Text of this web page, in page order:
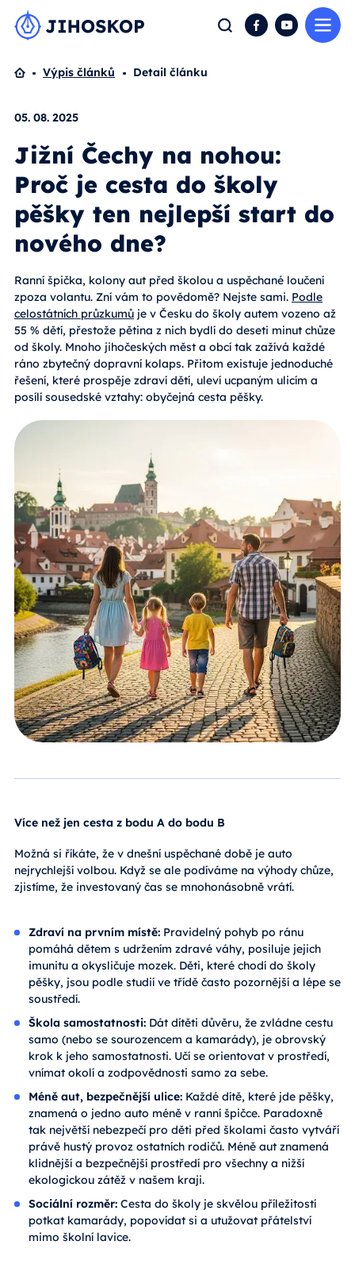
Hledat FacebookYouTube
Domů
Výpis článků Detail článku
05. 08. 2025
Jižní Čechy na nohou:
Proč je cesta do školy
pěšky ten nejlepší start do
nového dne?
Ranní špička, kolony aut před školou a uspěchané loučení
zpoza volantu. Zní vám to povědomě? Nejste sami. Podle
celostátních průzkumů je v Česku do školy autem vozeno až
55 % dětí, přestože pětina z nich bydlí do deseti minut chůze
od školy. Mnoho jihočeských měst a obcí tak zažívá každé
ráno zbytečný dopravní kolaps. Přitom existuje jednoduché
řešení, které prospěje zdraví dětí, uleví ucpaným ulicím a
posílí sousedské vztahy: obyčejná cesta pěšky.
Více než jen cesta z bodu A do bodu B
Možná si říkáte, že v dnešní uspěchané době je auto
nejrychlejší volbou. Když se ale podíváme na výhody chůze,
zjistíme, že investovaný čas se mnohonásobně vrátí.
Zdraví na prvním místě: Pravidelný pohyb po ránu
pomáhá dětem s udržením zdravé váhy, posiluje jejich
imunitu a okysličuje mozek. Děti, které chodí do školy
pěšky, jsou podle studií ve třídě často pozornější a lépe se
soustředí.
Škola samostatnosti: Dát dítěti důvěru, že zvládne cestu
samo (nebo se sourozencem a kamarády), je obrovský
krok k jeho samostatnosti. Učí se orientovat v prostředí,
vnímat okolí a zodpovědnosti samo za sebe.
Méně aut, bezpečnější ulice: Každé dítě, které jde pěšky,
znamená o jedno auto méně v ranní špičce. Paradoxně
tak největší nebezpečí pro děti před školami často vytváří
právě hustý provoz ostatních rodičů. Méně aut znamená
klidnější a bezpečnější prostředí pro všechny a nižší
ekologickou zátěž v našem kraji.
Sociální rozměr: Cesta do školy je skvělou příležitostí
potkat kamarády, popovídat si a utužovat přátelství
mimo školní lavice.